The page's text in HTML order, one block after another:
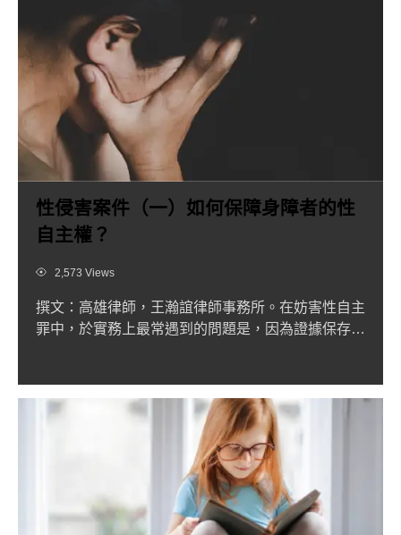
性侵害案件（一）如何保障身障者的性
自主權？
Views2,573 Views
撰文：高雄律師，王瀚誼律師事務所。在妨害性自主
罪中，於實務上最常遇到的問題是，因為證據保存不